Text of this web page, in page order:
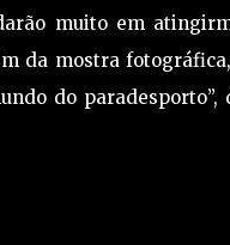
muito em
da mostra
do paradesporto”,